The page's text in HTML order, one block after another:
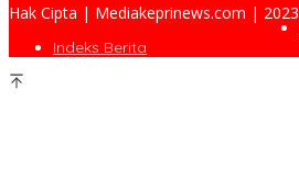
Hak Cipta | Mediakeprinews.com | 2023
Indeks Berita